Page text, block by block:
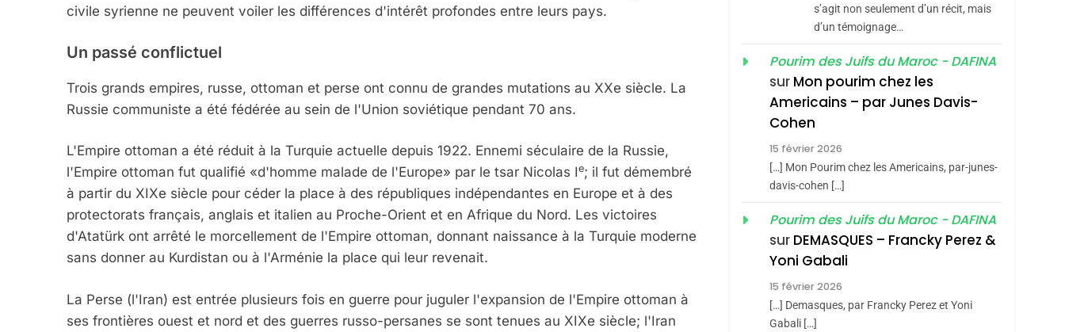
civile syrienne ne peuvent voiler les différences d'intérêt profondes entre leurs pays.
Un passé conflictuel
Trois grands empires, russe, ottoman et perse ont connu de grandes mutations au XXe siècle. La
Russie communiste a été fédérée au sein de l'Union soviétique pendant 70 ans.
L'Empire ottoman a été réduit à la Turquie actuelle depuis 1922. Ennemi séculaire de la Russie,
l'Empire ottoman fut qualifié «d'homme malade de l'Europe» par le tsar Nicolas Ie; il fut démembré
à partir du XIXe siècle pour céder la place à des républiques indépendantes en Europe et à des
protectorats français, anglais et italien au Proche-Orient et en Afrique du Nord. Les victoires
d'Atatürk ont arrêté le morcellement de l'Empire ottoman, donnant naissance à la Turquie moderne
sans donner au Kurdistan ou à l'Arménie la place qui leur revenait.
La Perse (l'Iran) est entrée plusieurs fois en guerre pour juguler l'expansion de l'Empire ottoman à
ses frontières ouest et nord et des guerres russo-persanes se sont tenues au XIXe siècle; l'Iran
Maroc : Les Amandes
De Tafraout, Le Miel
De Tadla Azilal
Consacrés Produits
Du Terroir
DAFINA MAROC
Oeil Ravageur –
2
Dis Guerre»: La
Nouvelle Chanson De
Boy George
ISRAÉL JUDAISME
s’agit non seulement d’un récit, mais
d’un témoignage…
Pourim des Juifs du Maroc - DAFINA
sur Mon pourim chez les
Americains – par Junes Davis-
Cohen
15 février 2026
[…] Mon Pourim chez les Americains, par-junes-
davis-cohen […]
Pourim des Juifs du Maroc - DAFINA
sur DEMASQUES – Francky Perez &
Yoni Gabali
15 février 2026
[…] Demasques, par Francky Perez et Yoni
Gabali […]